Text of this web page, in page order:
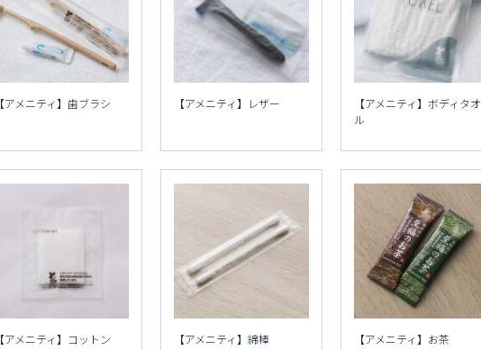
【アメニティ】歯ブラシ 【アメニティ】レザー
【アメニティ】ボディタオ
ル
【アメニティ】コットン 【アメニティ】綿棒 【アメニティ】お茶